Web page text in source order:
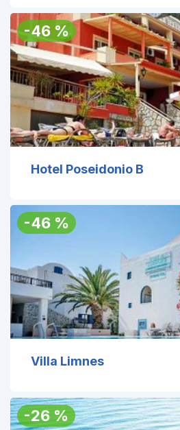
-46 %
Hotel Poseidonio B
-46 %
Villa Limnes
-26 %